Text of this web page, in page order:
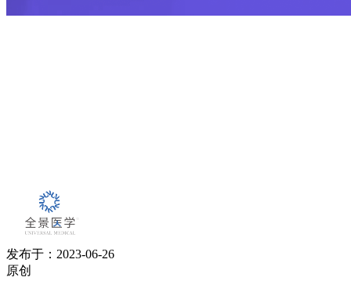
发布于：2023-06-26
原创